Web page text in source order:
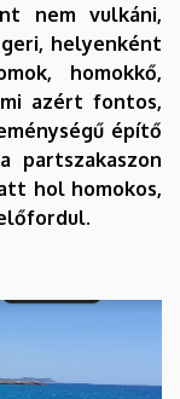
nem vulkáni,
helyenként
homokkő,
azért fontos,
építő
partszakaszon
hol homokos,